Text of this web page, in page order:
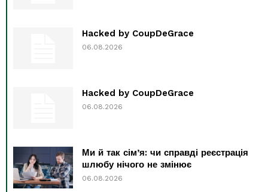
Hacked by CoupDeGrace
06.08.2026
Hacked by CoupDeGrace
06.08.2026
Ми й так сім’я: чи справді реєстрація
шлюбу нічого не змінює
06.08.2026